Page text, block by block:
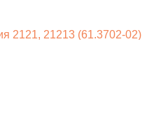
Реле регулятор напряжения 2121, 21213 (61.3702-02)